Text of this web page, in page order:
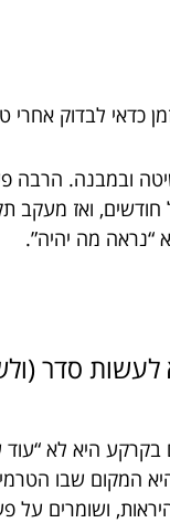
כדאי לבדוק אחרי
ובמבנה. הרבה
ואז מעקב
“נראה מה יהיה”.
לעשות סדר
היא לא “עוד
המקום שבו
ושומרים על